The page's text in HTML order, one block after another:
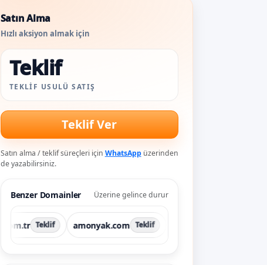
Satın Alma
Hızlı aksiyon almak için
Teklif
TEKLIF USULÜ SATIŞ
Teklif Ver
Satın alma / teklif süreçleri için WhatsAppüzerinden
de yazabilirsiniz.
Benzer Domainler Üzerine gelince durur
Teklif amonyak.com Teklif cokgen.com